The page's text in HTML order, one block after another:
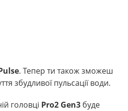
. Тепер ти також зможеш
збудливої ​​пульсації води.
головці Pro2 Gen3 буде